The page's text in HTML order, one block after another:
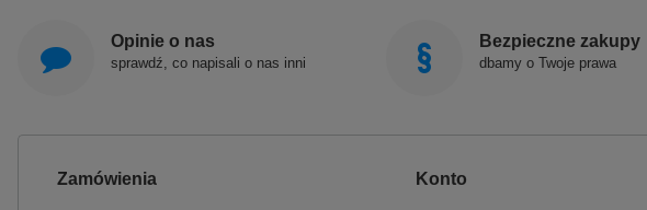
Opinie o nas
sprawdź, co napisali o nas inni
Bezpieczne zakupy
dbamy o Twoje prawa
Zamówienia Konto